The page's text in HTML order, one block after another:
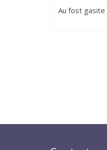
Au fost